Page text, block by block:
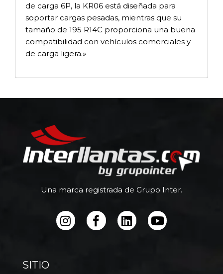
de carga 6P, la KR06 está diseñada para
soportar cargas pesadas, mientras que su
tamaño de 195 R14C proporciona una buena
compatibilidad con vehículos comerciales y
de carga ligera.»
Una marca registrada de Grupo Inter.
SITIO